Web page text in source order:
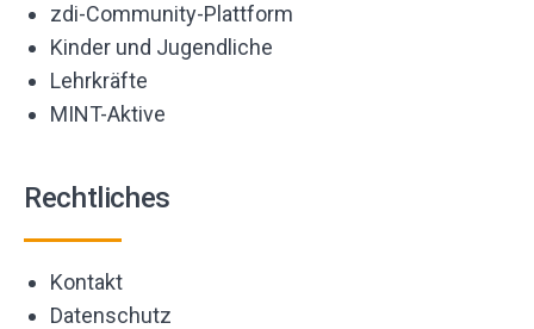
zdi-Community-Plattform
Kinder und Jugendliche
Lehrkräfte
MINT-Aktive
Rechtliches
Kontakt
Datenschutz